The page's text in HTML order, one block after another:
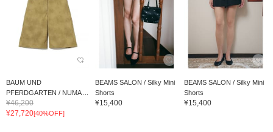
BAUM UND
PFERDGARTEN / NUMA ...
¥46,200
¥27,720[40%OFF]
BEAMS SALON / Silky Mini
Shorts
¥15,400
BEAMS SALON / Silky Mini
Shorts
¥15,400